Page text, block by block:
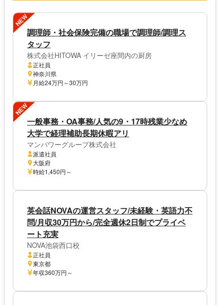
NEW
調理師・社会保険完備の職場で調理師/調理ス
タッフ
株式会社HITOWA イリーゼ座間内の厨房
正社員
神奈川県
月給24万円～30万円
NEW
一般事務・OA事務/人気の9・17時残業少なめ
大学で経理補助長期休暇アリ
マンパワーグループ株式会社
派遣社員
大阪府
時給1,450円～
英会話NOVAの運営スタッフ/未経験・英語力不
問/月収30万円から/完全週休2日制でプライベ
ート充実
NOVA池袋西口校
正社員
東京都
年収360万円～